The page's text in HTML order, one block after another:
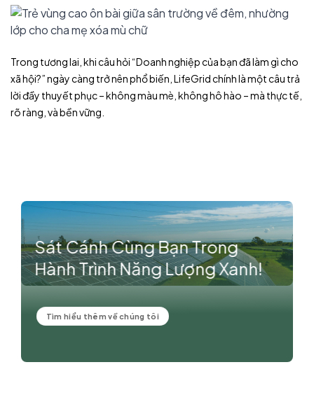
Trong tương lai, khi câu hỏi “Doanh nghiệp của bạn đã làm gì cho
xã hội?” ngày càng trở nên phổ biến, LifeGridchính là một câu trả
lời đầy thuyết phục – không màu mè, không hô hào – mà thực tế,
rõ ràng, và bền vững.
Sát Cánh Cùng Bạn Trong
Hành Trình Năng Lượng Xanh!
Tìm hiểu thêm về chúng tôi